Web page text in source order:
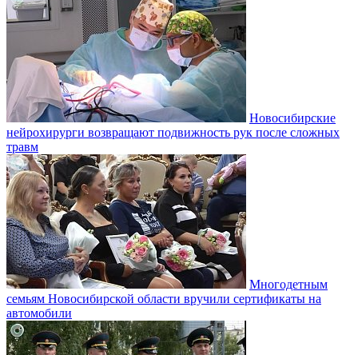
Новосибирские
нейрохирурги возвращают подвижность рук после сложных
травм
Многодетным
семьям Новосибирской области вручили сертификаты на
автомобили